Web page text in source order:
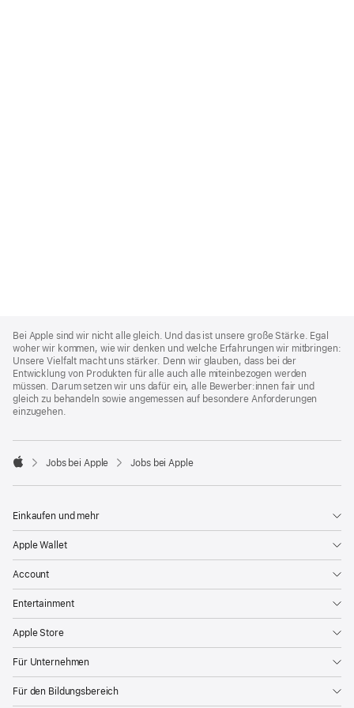
Footer
Bei Apple sind wir nicht alle gleich. Und das ist unsere große Stärke. Egal
woher wir kommen, wie wir denken und welche Erfahrungen wir mitbringen:
Unsere Vielfalt macht uns stärker. Denn wir glauben, dass bei der
Entwicklung von Produkten für alle auch alle miteinbezogen werden
müssen. Darum setzen wir uns dafür ein, alle Bewerber:innen fair und
gleich zu behandeln sowie angemessen auf besondere Anforderungen
einzugehen.

Jobs bei Apple Jobs bei Apple
Einkaufen und mehr
Apple Wallet
Account
Entertainment
Apple Store
Für Unternehmen
Für den Bildungsbereich